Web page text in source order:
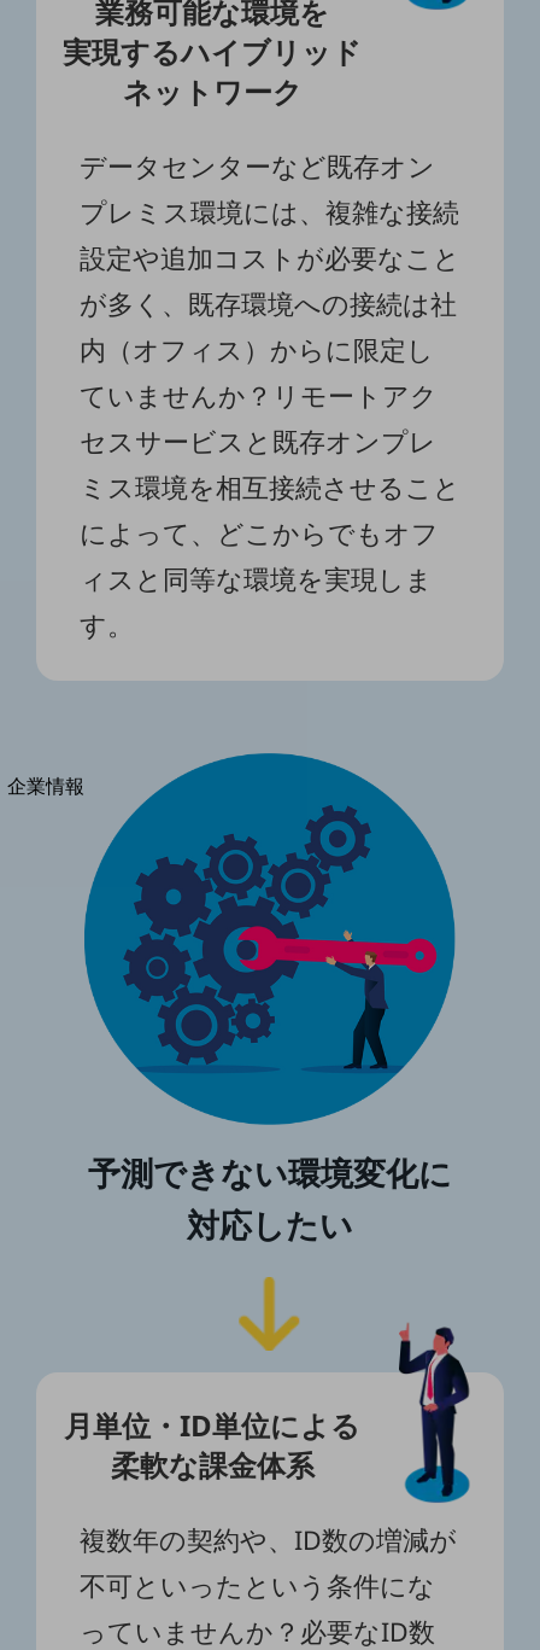
セキュリティ
その他のお悩みはこちら
業界から見つける
業界から見つけるTOP
ゲーム感覚で見つける
ビジネスお悩み診断
NTTドコモビジネス
オンラインショップ
相談・申し込みができるバーチャルショップ
はじめての方へ
新規会員登録/ログインはこちら
100回線以上のお問い合わせ・お見積りはこちら
別ウィンドウで開きます
企業情報
会社案内TOP
社長からのご挨拶
ニュースルーム
ニュースルームTOP
サステナビリティ
サステナビリティTOP
サステナビリティ基本方針
サステナビリティレポート
ダイバーシティ
業務可能な環境を
実現するハイブリッド
ネットワーク
データセンターなど既存オン
プレミス環境には、複雑な接続
設定や追加コストが必要なこと
が多く、既存環境への接続は社
内（オフィス）からに限定し
ていませんか？リモートアク
セスサービスと既存オンプレ
ミス環境を相互接続させること
によって、どこからでもオフ
ィスと同等な環境を実現しま
す。
予測できない環境変化に
対応したい
月単位・ID単位による
柔軟な課金体系
複数年の契約や、ID数の増減が
不可といったという条件にな
っていませんか？必要なID数